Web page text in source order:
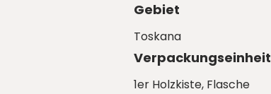
Gebiet
Toskana
Verpackungseinheit
1er Holzkiste, Flasche